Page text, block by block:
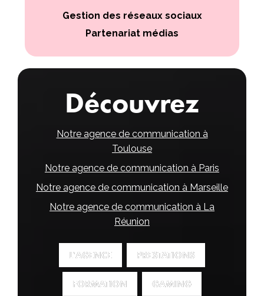
Gestion des réseaux sociaux
Partenariat médias
Découvrez
Notre agence de communication à
Toulouse
Notre agence de communication à Paris
Notre agence de communication à Marseille
Notre agence de communication à La
Réunion
L'AGENCE
L'AGENCE PRESTATIONS
PRESTATIONS
FORMATION
FORMATION GAMING
GAMING